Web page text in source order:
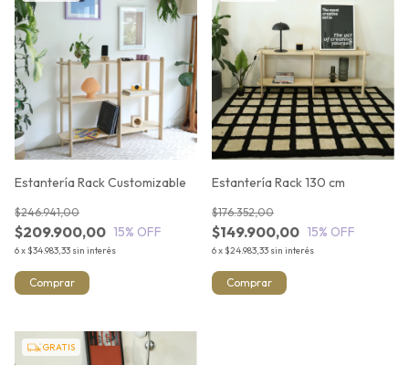
Estantería Rack Customizable
$209.900,00
$246.941,00
15% OFF
6x $34.983,33 sin interés
Comprar
Estantería Rack 130 cm
$149.900,00
$176.352,00
15% OFF
6x $24.983,33 sin interés
Comprar
GRATIS